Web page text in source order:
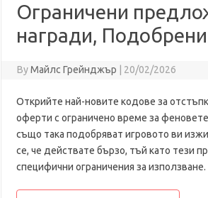
Ограничени
награди,
ByМайлс Грейнджър 20/02/2026
Открийте най-новите кодове за
оферти с ограничено време за
също така подобряват игровото ви
се, че действате бързо, тъй като тези
специфични ограничения за използване.